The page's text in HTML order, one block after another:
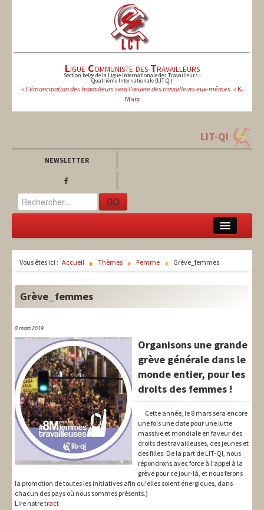
Ligue Communiste des Travailleurs
Section belge de la Ligue Internationale des Travailleurs -
Quatrième Internationale (LIT-QI)
« L'émancipation des travailleurs sera l'œuvre des travailleurs eux-mêmes. »K.
Marx
LIT-QI
NEWSLETTER
GO
Théorie
Europe
International
Syndical
Social
Thèmes
Vous êtes ici : Accueil Thèmes Femme Grève_femmes
Grève_femmes
8 mars 2019
Organisons une grande
grève générale dans le
monde entier, pour les
droits des femmes !
Cette année, le 8 mars sera encore
une fois une date pour une lutte
massive et mondiale en faveur des
droits des travailleuses, des jeunes et
des filles. De la part de LIT-QI, nous
répondrons avec force à l'appel à la
grève pour ce jour-là, et nous ferons
la promotion de toutes les initiatives afin qu'elles soient énergiques, dans
chacun des pays où nous sommes présents.)
Lire notretract